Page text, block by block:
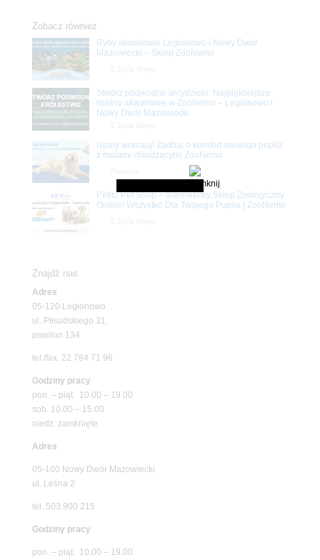
Zobacz również
Ryby akwariowe Legionowo i Nowy Dwór
Mazowiecki – Sklep ZooNemo
Stwórz podwodne arcydzieło: Najpiękniejsze
rośliny akwariowe w ZooNemo – Legionowo i
Nowy Dwór Mazowiecki
Upały wracają! Zadbaj o komfort swojego pupila
z matami chłodzącymi ZooNemo
Petito Pet Shop – Internetowy Sklep Zoologiczny
Online! Wszystko Dla Twojego Pupila | ZooNemo
Znajdź nas
Adres
05-120 Legionowo
ul. Piłsudskiego 31,
pawilon 134
tel./fax. 22 784 71 96
Godziny pracy
pon. – piąt. 10.00 – 19.00
sob. 10.00 – 15.00
niedz. zamknięte
Adres
05-100 Nowy Dwór Mazowiecki
ul. Leśna 2
tel. 503 900 215
Godziny pracy
pon. – piąt. 10.00 – 19.00